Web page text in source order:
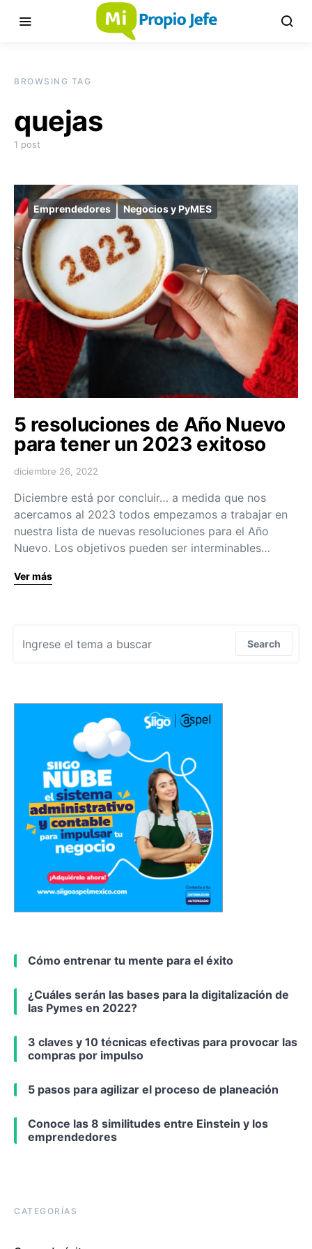
BROWSING TAG
quejas
1 post
Emprendedores Negocios y PyMES
5 resoluciones de Año Nuevo
para tener un 2023 exitoso
diciembre 26, 2022
Diciembre está por concluir… a medida que nos
acercamos al 2023 todos empezamos a trabajar en
nuestra lista de nuevas resoluciones para el Año
Nuevo. Los objetivos pueden ser interminables…
Ver más
Search
Cómo entrenar tu mente para el éxito
¿Cuáles serán las bases para la digitalización de
las Pymes en 2022?
3 claves y 10 técnicas efectivas para provocar las
compras por impulso
5 pasos para agilizar el proceso de planeación
Conoce las 8 similitudes entre Einstein y los
emprendedores
CATEGORÍAS